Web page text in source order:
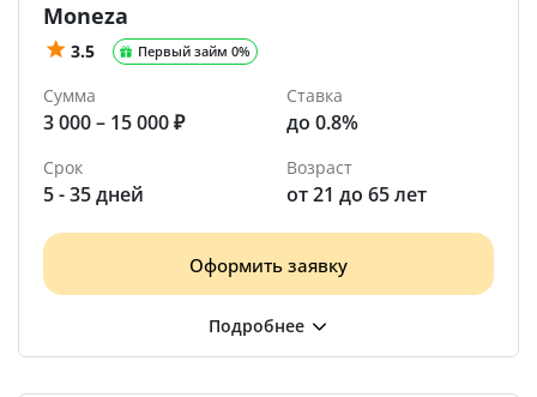
Moneza
3.5 Первый займ 0%
Сумма
3 000 – 15 000 ₽
Ставка
до 0.8%
Срок
5 - 35 дней
Возраст
от 21 до 65 лет
Оформить заявку